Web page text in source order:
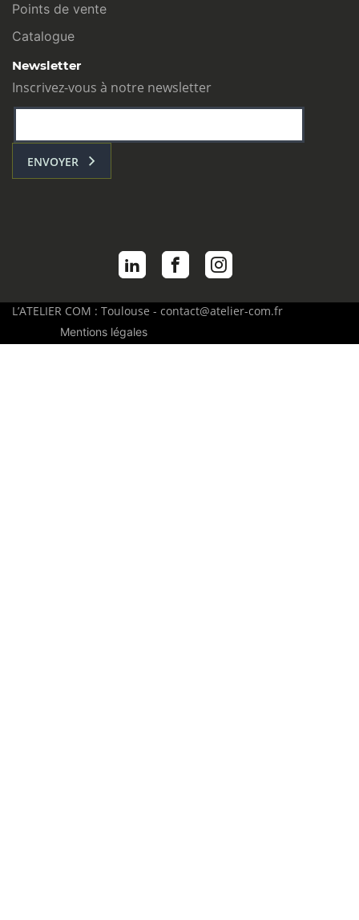
Points de vente
Catalogue
Newsletter
Inscrivez-vous à notre newsletter
ENVOYER
L’ATELIER COM : Toulouse - contact@atelier-com.fr
Mentions légales